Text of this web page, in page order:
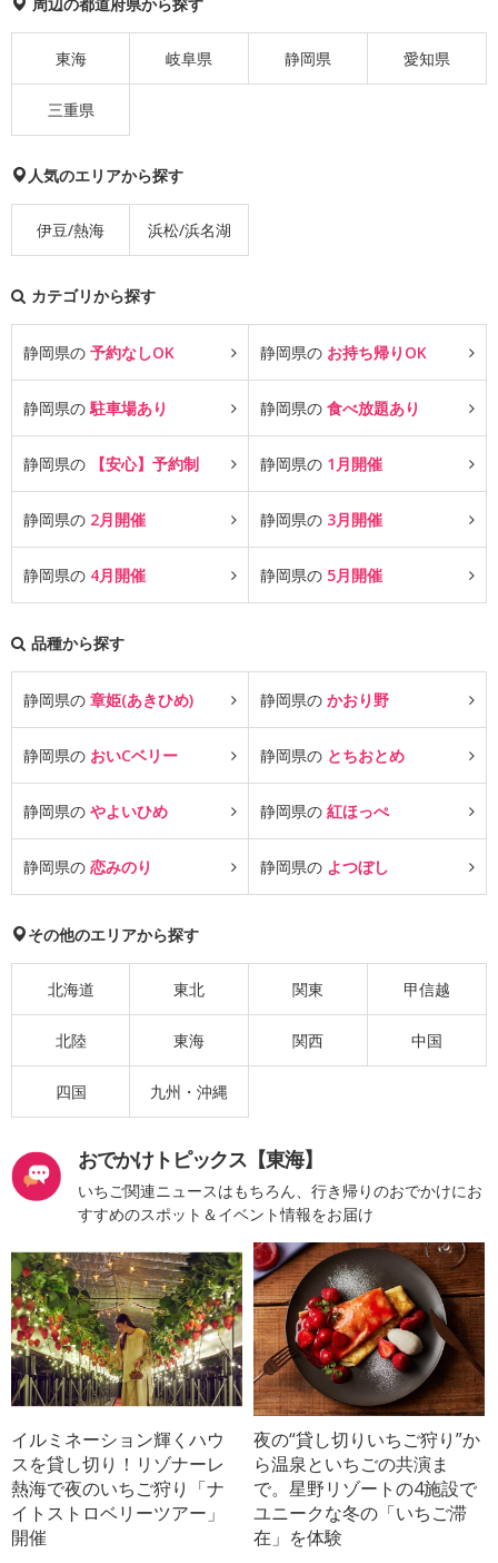
東海 岐阜県 静岡県 愛知県
三重県
人気のエリアから探す
伊豆/熱海 浜松/浜名湖
カテゴリから探す
静岡県の 予約なしOK 静岡県の お持ち帰りOK
静岡県の駐車場あり 静岡県の 食べ放題あり
静岡県の 【安心】予約制 静岡県の 1月開催
静岡県の 2月開催 静岡県の 3月開催
静岡県の 4月開催 静岡県の 5月開催
品種から探す
静岡県の 章姫(あきひめ) 静岡県の かおり野
静岡県の おいCベリー 静岡県の とちおとめ
静岡県の やよいひめ 静岡県の 紅ほっぺ
静岡県の 恋みのり 静岡県の よつぼし
その他のエリアから探す
北海道 東北 関東 甲信越
北陸 東海 関西 中国
四国 九州・沖縄
おでかけトピックス【東海】
いちご関連ニュースはもちろん、行き帰りのおでかけにお
すすめのスポット＆イベント情報をお届け
イルミネーション輝くハウ
スを貸し切り！リゾナーレ
熱海で夜のいちご狩り「ナ
イトストロベリーツアー」
開催
夜の“貸し切りいちご狩り”か
ら温泉といちごの共演ま
で。星野リゾートの4施設で
ユニークな冬の「いちご滞
在」を体験